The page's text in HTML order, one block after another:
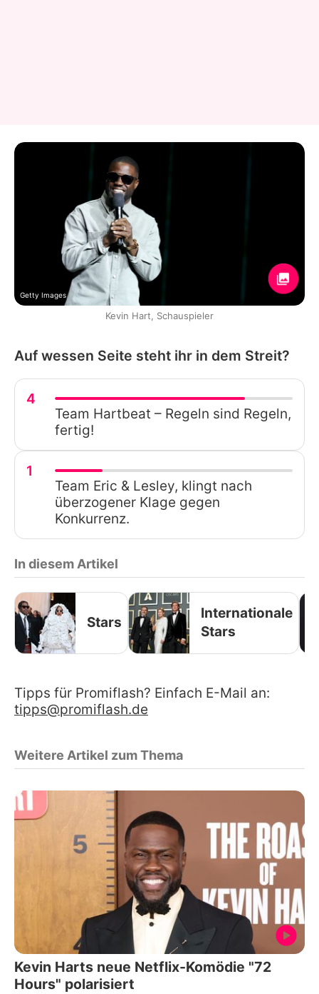
Getty Images
Kevin Hart, Schauspieler
Auf wessen Seite steht ihr in dem Streit?
4
Team Hartbeat – Regeln sind Regeln,
fertig!
1
Team Eric & Lesley, klingt nach
überzogener Klage gegen
Konkurrenz.
In diesem Artikel
Stars
Internationale
Stars
Tipps für Promiflash? Einfach E-Mail an:
tipps@promiflash.de
Weitere Artikel zum Thema
Kevin Harts neue Netflix-Komödie "72
Hours" polarisiert